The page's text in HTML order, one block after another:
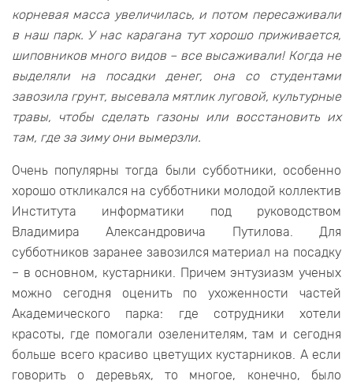
корневая масса увеличилась, и потом пересаживали
в наш парк. У нас карагана тут хорошо приживается,
шиповников много видов – все высаживали! Когда не
выделяли на посадки денег, она со студентами
завозила грунт, высевала мятлик луговой, культурные
травы, чтобы сделать газоны или восстановить их
там, где за зиму они вымерзли.
Очень популярны тогда были субботники, особенно
хорошо откликался на субботники молодой коллектив
Института информатики под руководством
Владимира Александровича Путилова. Для
субботников заранее завозился материал на посадку
– в основном, кустарники. Причем энтузиазм ученых
можно сегодня оценить по ухоженности частей
Академического парка: где сотрудники хотели
красоты, где помогали озеленителям, там и сегодня
больше всего красиво цветущих кустарников. А если
говорить о деревьях, то многое, конечно, было